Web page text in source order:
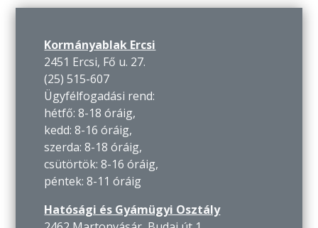
Kormányablak Ercsi
2451 Ercsi, Fő u. 27.
(25) 515-607
Ügyfélfogadási rend:
hétfő: 8-18 óráig,
kedd: 8-16 óráig,
szerda: 8-18 óráig,
csütörtök: 8-16 óráig,
péntek: 8-11 óráig
Hatósági és Gyámügyi Osztály